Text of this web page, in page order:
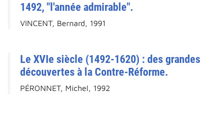
1492, "l'année admirable".
VINCENT, Bernard, 1991
Le XVIe siècle (1492-1620) : des grandes
découvertes à la Contre-Réforme.
PÉRONNET, Michel, 1992